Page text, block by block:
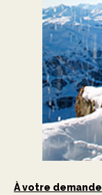
À votre demande